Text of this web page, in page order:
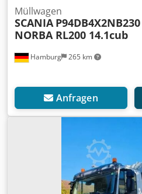
Hamburg 265 km
Müllwagen
SCANIA
NORBA RL200 14.1cub
Anfragen